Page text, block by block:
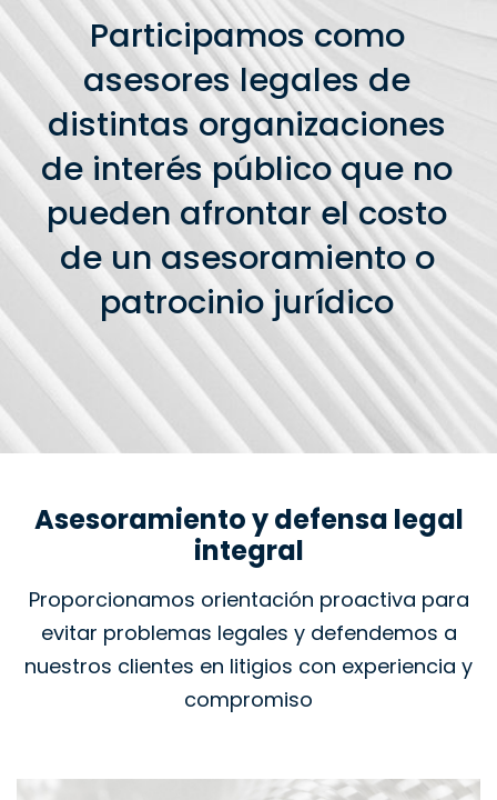
Participamos como
asesores legales de
distintas organizaciones
de interés público que no
pueden afrontar el costo
de un asesoramiento o
patrocinio jurídico
Asesoramiento y defensa legal
integral
Proporcionamos orientación proactiva para
evitar problemas legales y defendemos a
nuestros clientes en litigios con experiencia y
compromiso